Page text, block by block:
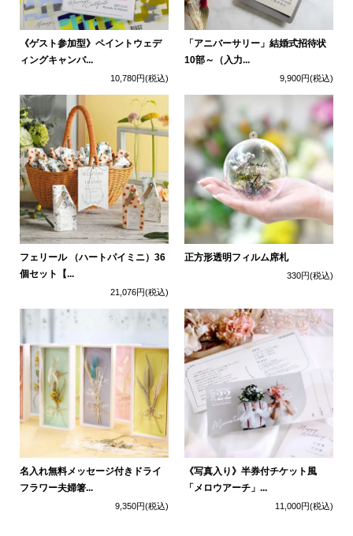
《ゲスト参加型》ペイントウェデ
ィングキャンバ...
10,780円(税込)
「アニバーサリー」結婚式招待状
10部～（入力...
9,900円(税込)
フェリール （ハートパイミニ）36
個セット【...
21,076円(税込)
正方形透明フィルム席札
330円(税込)
名入れ無料メッセージ付きドライ
フラワー夫婦箸...
9,350円(税込)
《写真入り》半券付チケット風
「メロウアーチ」...
11,000円(税込)